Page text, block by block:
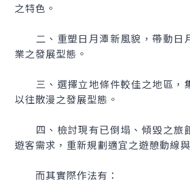
之特色。
二、重塑日月潭新風貌，帶動日
業之發展型態。
三、選擇立地條件較佳之地區，
以往散漫之發展型態。
四、檢討現有已倒塌、傾毀之旅
遊客需求，重新規劃適宜之遊憩動線
而其實際作法有：